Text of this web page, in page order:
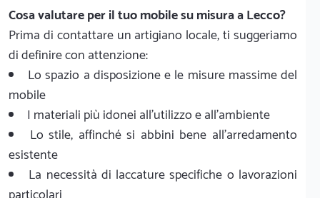
Cosa valutare per il tuo mobile su misura a Lecco?
Prima di contattare un artigiano locale, ti suggeriamo
di definire con attenzione:
Lo spazio a disposizione e le misure massime del
mobile
I materiali più idonei all'utilizzo e all'ambiente
Lo stile, affinché si abbini bene all'arredamento
esistente
La necessità di laccature specifiche o lavorazioni